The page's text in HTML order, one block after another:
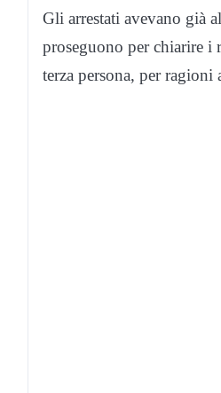
Gli arrestati avevano già
proseguono per chiarire i
terza persona, per ragioni